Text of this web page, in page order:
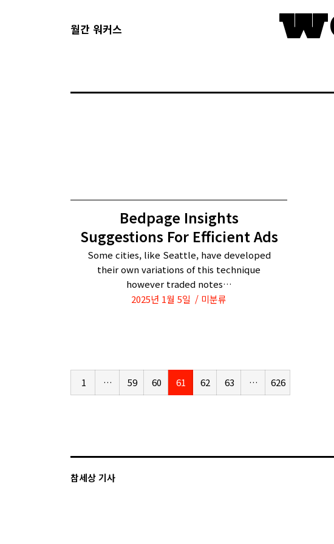
월간 워커스
Bedpage Insights
Suggestions For Efficient Ads
Some cities, like Seattle, have developed
their own variations of this technique
however traded notes…
2025년 1월 5일
미분류
1 … 59 60 61 62 63 … 626
참세상 기사